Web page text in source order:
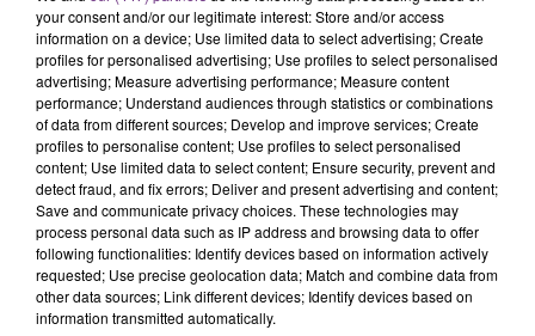
nucléaire ardennaise est à l'arrêt. Une situation
justifiée par la sécheresse intense qui est toujours
présente.
LE MAGASIN JOUÉCLUB DE REIMS FERME
SES PORTES
C'était l'une des institutions du centre-ville
rémois. Le magasin JouéClub est contraint de
your consent and/or our legitimate interest: Store and/or access
information on a device; Use limited data to select advertising; Create
profiles for personalised advertising; Use profiles to select personalised
advertising; Measure advertising performance; Measure content
performance; Understand audiences through statistics or combinations
of data from different sources; Develop and improve services; Create
profiles to personalise content; Use profiles to select personalised
content; Use limited data to select content; Ensure security, prevent and
detect fraud, and fix errors; Deliver and present advertising and content;
Save and communicate privacy choices. These technologies may
process personal data such as IP address and browsing data to offer
following functionalities: Identify devices based on information actively
requested; Use precise geolocation data; Match and combine data from
other data sources; Link different devices; Identify devices based on
information transmitted automatically.